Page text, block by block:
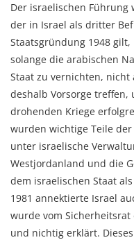
Der israelischen Führung
der in Israel als dritter
Staatsgründung 1948
solange die arabischen
Staat zu vernichten,
deshalb Vorsorge
drohenden Kriege
wurden wichtige Teile
unter israelische
Westjordanland und die
dem israelischen Staat
1981 annektierte Israel
wurde vom
und nichtig erklärt.